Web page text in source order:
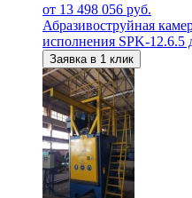
от 13 498 056 руб.
Абразивоструйная
исполнения SPK-12.6.5
Заявка в 1 клик